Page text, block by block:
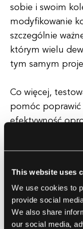
This website uses
We use cookies to
provide social
We also share
our social media,
sobie i swoim
modyfikowanie
szczególnie
którym wielu
tym samym
Co więcej,
pomóc poprawić
efektywność
kod i
deweloperzy
nawet przy
znaczący wpływ
także na ogólny